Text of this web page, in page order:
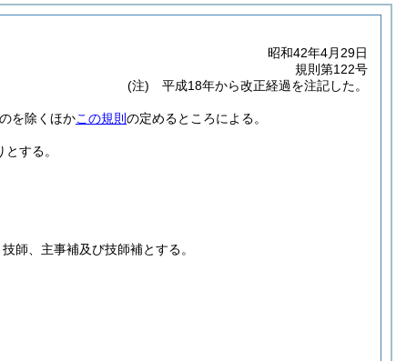
昭和42年4月29日
規則第122号
(注) 平成18年から改正経過を注記した。
を除くほかこの規則 の定めるところによる。
する。
師、主事補及び技師補とする。